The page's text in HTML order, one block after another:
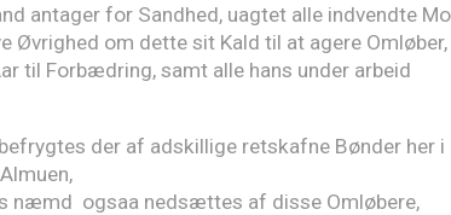
antager for Sandhed, uagtet alle indvendte
Øvrighed om dette sit Kald til at agere Omløber,
til Forbædring, samt alle hans under arbeid
der af adskillige retskafne Bønder her i
næmd ogsaa nedsættes af disse Omløbere,